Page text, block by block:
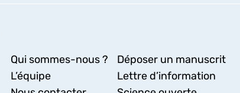
Qui sommes-nous ?
L’équipe
Déposer un manuscrit
Lettre d’information